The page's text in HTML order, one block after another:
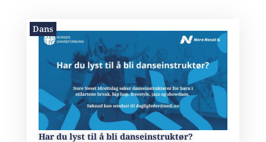
Har du lyst til å bli danseinstruktør?
Dans